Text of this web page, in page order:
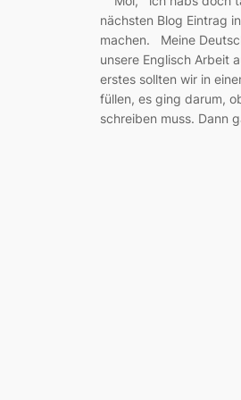
nächsten Blog Eintrag
machen. Meine
unsere Englisch Arbeit
erstes sollten wir in
füllen, es ging darum,
schreiben muss. Dann